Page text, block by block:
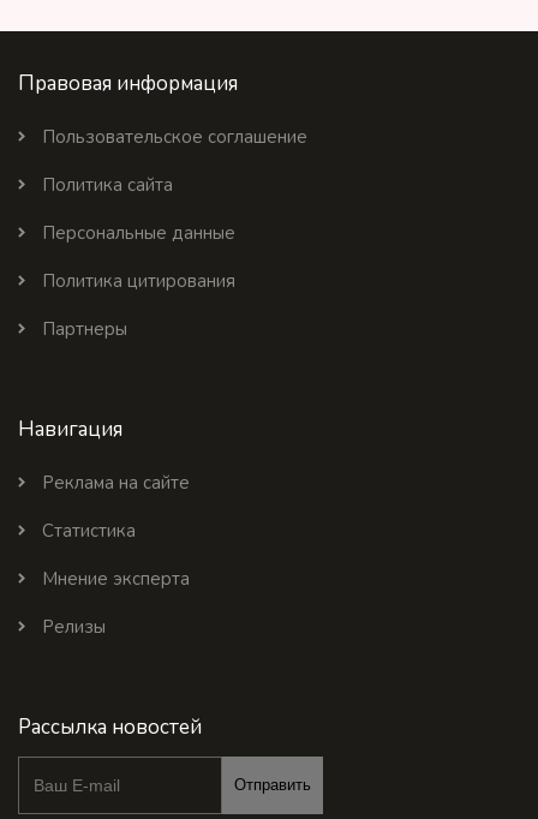
Правовая информация
Пользовательское соглашение
Политика сайта
Персональные данные
Политика цитирования
Партнеры
Навигация
Реклама на сайте
Статистика
Мнение эксперта
Релизы
Рассылка новостей
Отправить